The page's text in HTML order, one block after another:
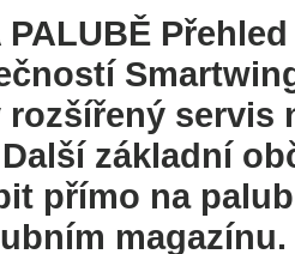
PALUBĚ
rozšířený servis
základní
přímo na